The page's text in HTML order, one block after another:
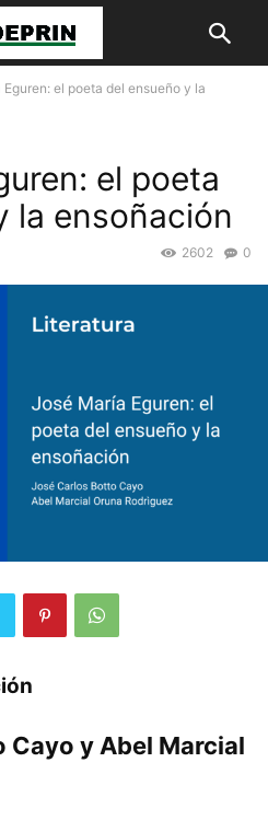
el poeta del ensueño y la
el poeta
la ensoñación
0
2602
y Abel Marcial